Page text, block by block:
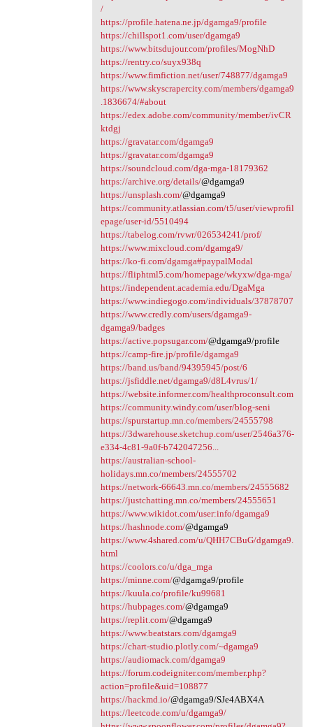
/
https://profile.hatena.ne.jp/dgamga9/profile
https://chillspot1.com/user/dgamga9
https://www.bitsdujour.com/profiles/MogNhD
https://rentry.co/suyx938q
https://www.fimfiction.net/user/748877/dgamga9
https://www.skyscrapercity.com/members/dgamga9
.1836674/#about
https://edex.adobe.com/community/member/ivCR
ktdgj
https://gravatar.com/dgamga9
https://gravatar.com/dgamga9
https://soundcloud.com/dga-mga-18179362
https://archive.org/details/@dgamga9
https://unsplash.com/@dgamga9
https://community.atlassian.com/t5/user/viewprofil
epage/user-id/5510494
https://tabelog.com/rvwr/026534241/prof/
https://www.mixcloud.com/dgamga9/
https://ko-fi.com/dgamga#paypalModal
https://fliphtml5.com/homepage/wkyxw/dga-mga/
https://independent.academia.edu/DgaMga
https://www.indiegogo.com/individuals/37878707
https://www.credly.com/users/dgamga9-
dgamga9/badges
https://active.popsugar.com/@dgamga9/profile
https://camp-fire.jp/profile/dgamga9
https://band.us/band/94395945/post/6
https://jsfiddle.net/dgamga9/d8L4vrus/1/
https://website.informer.com/healthproconsult.com
https://community.windy.com/user/blog-seni
https://spurstartup.mn.co/members/24555798
https://3dwarehouse.sketchup.com/user/2546a376-
e334-4c81-9a0f-b742047256...
https://australian-school-
holidays.mn.co/members/24555702
https://network-66643.mn.co/members/24555682
https://justchatting.mn.co/members/24555651
https://www.wikidot.com/user:info/dgamga9
https://hashnode.com/@dgamga9
https://www.4shared.com/u/QHH7CBuG/dgamga9.
html
https://coolors.co/u/dga_mga
https://minne.com/@dgamga9/profile
https://kuula.co/profile/ku99681
https://hubpages.com/@dgamga9
https://replit.com/@dgamga9
https://www.beatstars.com/dgamga9
https://chart-studio.plotly.com/~dgamga9
https://audiomack.com/dgamga9
https://forum.codeigniter.com/member.php?
action=profile&uid=108877
https://hackmd.io/@dgamga9/SJe4ABX4A
https://leetcode.com/u/dgamga9/